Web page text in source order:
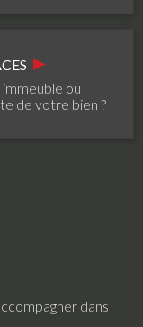
ou
de votre bien ?
dans